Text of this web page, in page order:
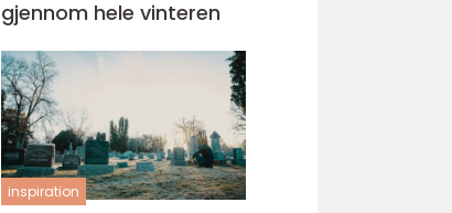
gjennom hele vinteren
inspiration